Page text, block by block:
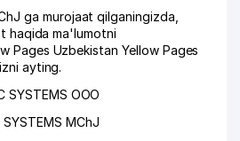
ga murojaat qilganingizda,
haqida ma'lumotni
Pages Uzbekistan Yellow Pages
ayting.
SYSTEMS ООО
MChJ